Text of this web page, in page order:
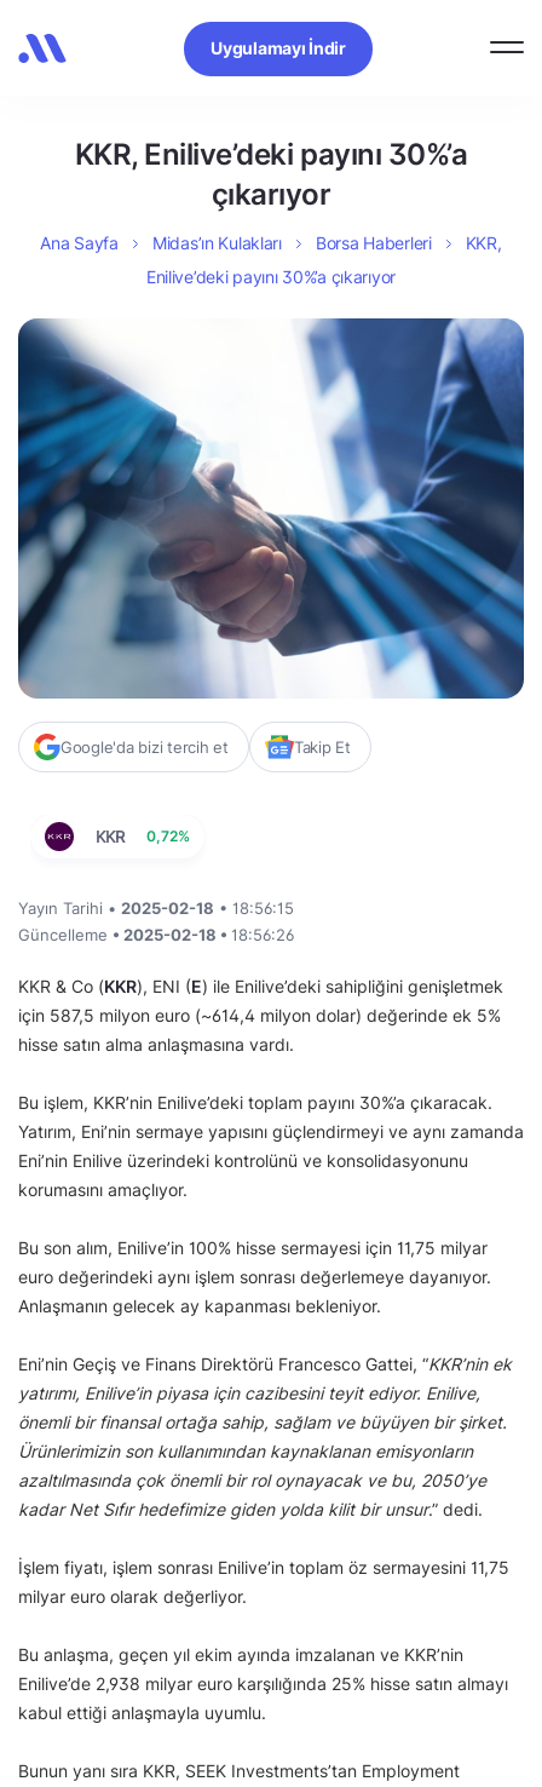
Uygulamayı İndir
KKR, Enilive’deki payını 30%’a
çıkarıyor
Ana Sayfa Midas’ın Kulakları Borsa Haberleri
KKR,
Enilive’deki payını 30%’a çıkarıyor
Google'da bizi tercih et Takip Et
KKR 0,72%
Yayın Tarihi • 2025-02-18 • 18:56:15
Güncelleme • 2025-02-18 • 18:56:26
KKR & Co (KKR), ENI (E) ile Enilive’deki sahipliğini genişletmek
için 587,5 milyon euro (~614,4 milyon dolar) değerinde ek 5%
hisse satın alma anlaşmasına vardı.
Bu işlem, KKR’nin Enilive’deki toplam payını 30%’a çıkaracak.
Yatırım, Eni’nin sermaye yapısını güçlendirmeyi ve aynı zamanda
Eni’nin Enilive üzerindeki kontrolünü ve konsolidasyonunu
korumasını amaçlıyor.
Bu son alım, Enilive’in 100% hisse sermayesi için 11,75 milyar
euro değerindeki aynı işlem sonrası değerlemeye dayanıyor.
Anlaşmanın gelecek ay kapanması bekleniyor.
Eni’nin Geçiş ve Finans Direktörü Francesco Gattei, “KKR’nin ek
yatırımı, Enilive’in piyasa için cazibesini teyit ediyor. Enilive,
önemli bir finansal ortağa sahip, sağlam ve büyüyen bir şirket.
Ürünlerimizin son kullanımından kaynaklanan emisyonların
azaltılmasında çok önemli bir rol oynayacak ve bu, 2050’ye
kadar Net Sıfır hedefimize giden yolda kilit bir unsur.” dedi.
İşlem fiyatı, işlem sonrası Enilive’in toplam öz sermayesini 11,75
milyar euro olarak değerliyor.
Bu anlaşma, geçen yıl ekim ayında imzalanan ve KKR’nin
Enilive’de 2,938 milyar euro karşılığında 25% hisse satın almayı
kabul ettiği anlaşmayla uyumlu.
Bunun yanı sıra KKR, SEEK Investments’tan Employment